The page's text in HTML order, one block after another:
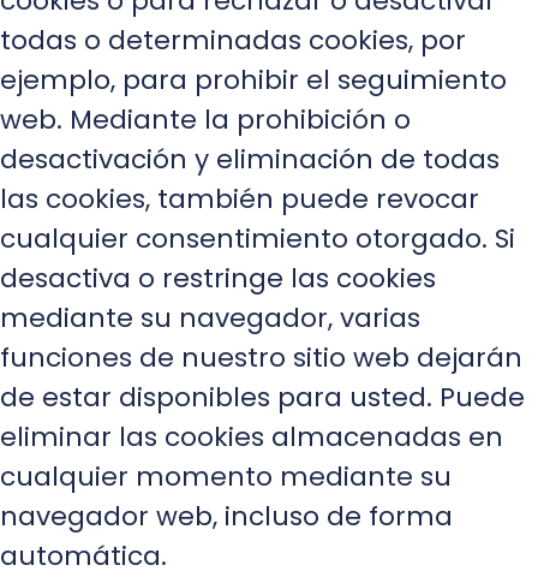
todas o determinadas cookies, por
ejemplo, para prohibir el seguimiento
web. Mediante la prohibición o
desactivación y eliminación de todas
las cookies, también puede revocar
cualquier consentimiento otorgado. Si
desactiva o restringe las cookies
mediante su navegador, varias
funciones de nuestro sitio web dejarán
de estar disponibles para usted. Puede
eliminar las cookies almacenadas en
cualquier momento mediante su
navegador web, incluso de forma
automática.